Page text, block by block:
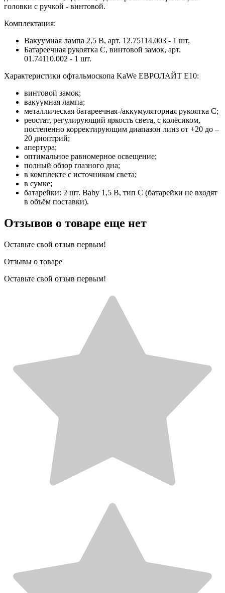
головки с ручкой - винтовой.
Комплектация:
Вакуумная лампа 2,5 В, арт. 12.75114.003 - 1 шт.
Батареечная рукоятка C, винтовой замок, арт.
01.74110.002 - 1 шт.
Характеристики офтальмоскопа KaWe ЕВРОЛАЙТ E10:
винтовой замок;
вакуумная лампа;
металлическая батареечная-/аккумуляторная рукоятка C;
реостат, регулирующий яркость света, с колёсиком,
постепенно корректирующим диапазон линз от +20 до –
20 диоптрий;
апертура;
оптимальное равномерное освещение;
полный обзор глазного дна;
в комплекте с источником света;
в сумке;
батарейки: 2 шт. Baby 1,5 В, тип C (батарейки не входят
в объём поставки).
Отзывов о товаре еще нет
Оставьте свой отзыв первым!
Отзывы о товаре
Оставьте свой отзыв первым!